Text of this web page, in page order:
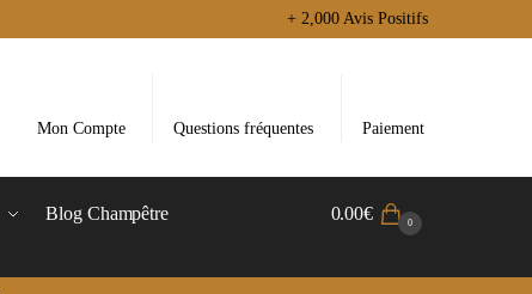
+ 2,000 Avis Positifs
Mon Compte Questions fréquentes Paiement
Blog Champêtre 0.00€ 0